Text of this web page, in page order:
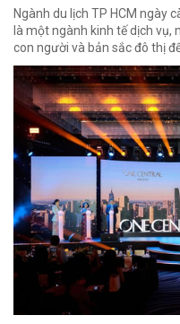
Ngành du lịch TP HCM ngày
là một ngành kinh tế dịch vụ,
con người và bản sắc đô thị